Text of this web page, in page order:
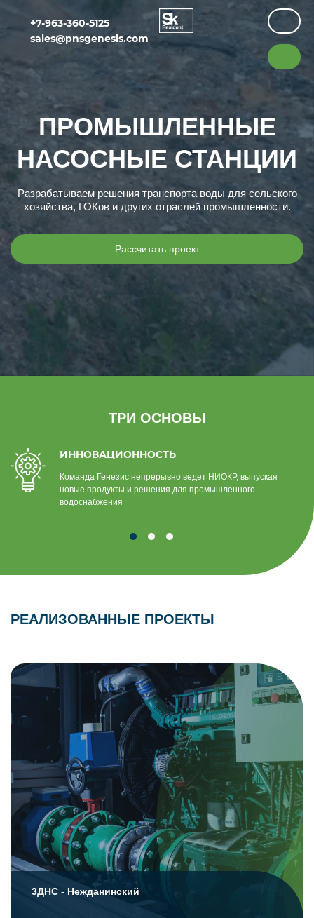
+7-963-360-5125
sales@pnsgenesis.com
ПРОМЫШЛЕННЫЕ
НАСОСНЫЕ СТАНЦИИ
Разрабатываем решения транспорта воды для сельского
хозяйства, ГОКов и других отраслей промышленности.
Рассчитать проект
ТРИ ОСНОВЫ
ИННОВАЦИОННОСТЬ
Команда Генезис непрерывно ведет НИОКР, выпуская
новые продукты и решения для промышленного
водоснабжения
РЕАЛИЗОВАННЫЕ ПРОЕКТЫ
3ДНС - Нежданинский